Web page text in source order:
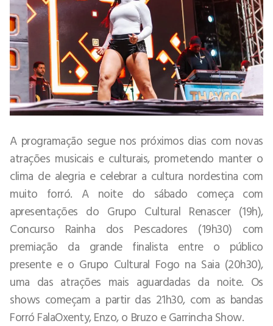
A programação segue nos próximos dias com novas
atrações musicais e culturais, prometendo manter o
clima de alegria e celebrar a cultura nordestina com
muito forró. A noite do sábado começa com
apresentações do Grupo Cultural Renascer (19h),
Concurso Rainha dos Pescadores (19h30) com
premiação da grande finalista entre o público
presente e o Grupo Cultural Fogo na Saia (20h30),
uma das atrações mais aguardadas da noite. Os
shows começam a partir das 21h30, com as bandas
Forró FalaOxenty, Enzo, o Bruzo e Garrincha Show.